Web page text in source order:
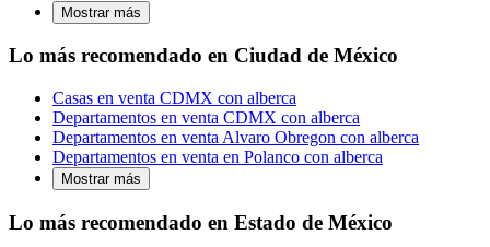
Mostrar más
Lo más recomendado en Ciudad de México
Casas en venta CDMX con alberca
Departamentos en venta CDMX con alberca
Departamentos en venta Alvaro Obregon con alberca
Departamentos en venta en Polanco con alberca
Mostrar más
Lo más recomendado en Estado de México